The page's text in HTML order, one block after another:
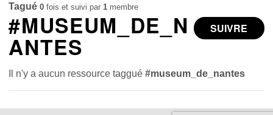
Tagué 0 fois et suivi par 1 membre
SUIVRE
#MUSEUM_DE_N
ANTES
Il n'y a aucun ressource taggué#museum_de_nantes